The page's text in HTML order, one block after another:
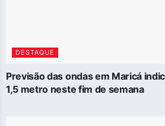
DESTAQUE
Previsão das ondas em Maricá
1,5 metro neste fim de semana